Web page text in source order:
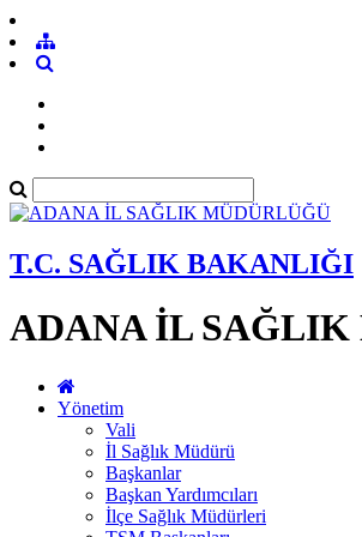
T.C. SAĞLIK BAKANLIĞI
ADANA İL SAĞLIK
Yönetim
Vali
İl Sağlık Müdürü
Başkanlar
Başkan Yardımcıları
İlçe Sağlık Müdürleri